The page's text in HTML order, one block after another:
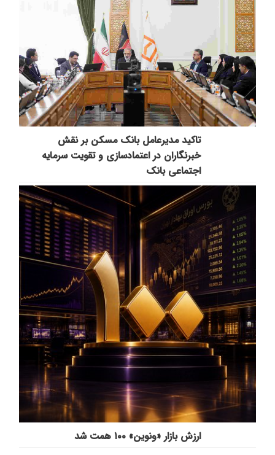
تاکید مدیرعامل بانک مسکن بر نقش
خبرنگاران در اعتمادسازی و تقویت سرمایه
اجتماعی بانک
ارزش بازار «ونوین» ۱۰۰ همت شد